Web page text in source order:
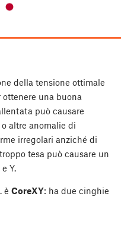
della tensione ottimale
una buona
può causare
o altre anomalie di
irregolari anziché di
tesa può causare un
Y.
è CoreXY: ha due cinghie